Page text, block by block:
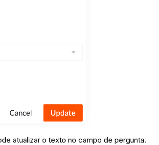
atualizar o texto no campo de pergunta.